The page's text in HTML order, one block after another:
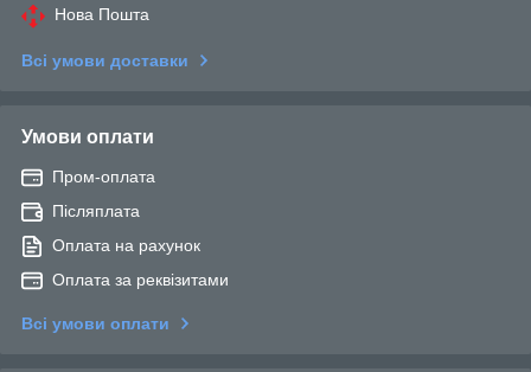
Нова Пошта
Всі умови доставки
Умови оплати
Пром-оплата
Післяплата
Оплата на рахунок
Оплата за реквізитами
Всі умови оплати